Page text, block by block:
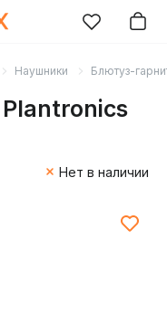
Наушники Блютуз-
Нет в наличии